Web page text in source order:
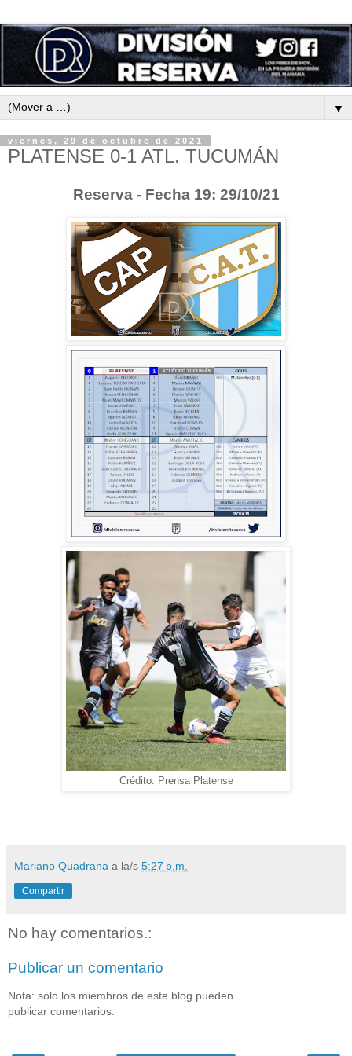
▼
viernes, 29 de octubre de 2021
PLATENSE 0-1 ATL. TUCUMÁN
Reserva - Fecha 19: 29/10/21
Crédito: Prensa Platense
Mariano Quadrana a la/s 5:27 p.m.
Compartir
No hay comentarios.:
Publicar un comentario
Nota: sólo los miembros de este blog pueden
publicar comentarios.